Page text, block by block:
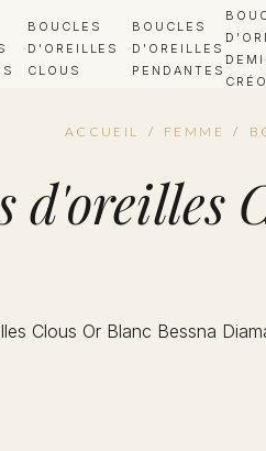
BOUCLES
D'OREILLES
CLOUS
BOUCLES
D'OREILLES
PENDANTES
ACCUEIL / FEMME /
d'oreilles